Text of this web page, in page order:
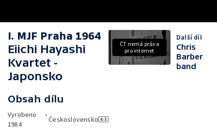
I. MJF Praha 1964
Eiichi Hayashi
Kvartet -
Japonsko
Obsah dílu
Vyrobeno
1984
•
Československo
ČT nemá práva
pro internet
Další díl
Chris
Barber
band